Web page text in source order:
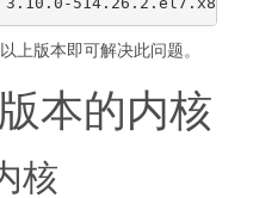
上版本即可解决此问题。
本的内核
核